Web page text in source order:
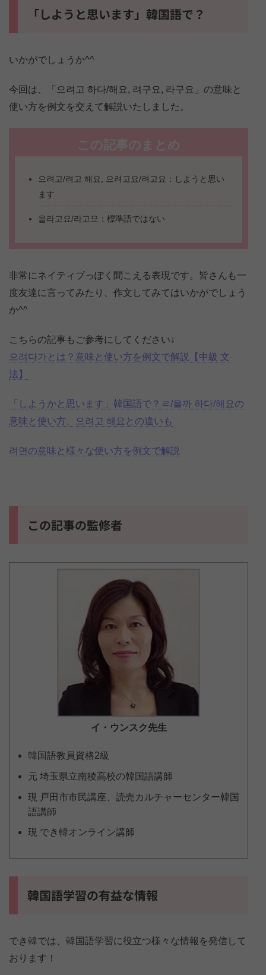
「しようと思います」韓国語で？
いかがでしょうか^^
今回は、「으려고 하다/해요, 려구요, 라구요」の意味と
使い方を例文を交えて解説いたしました。
この記事のまとめ
으려고/려고 해요, 으려고요/려고요：しようと思い
ます
을라고요/라고요：標準語ではない
非常にネイティブっぽく聞こえる表現です。皆さんも一
度友達に言ってみたり、作文してみてはいかがでしょう
か^^
こちらの記事もご参考にしてください↓
으려다가とは？意味と使い方を例文で解説【中級 文
法】
「しようかと思います」韓国語で？ㄹ/을까 하다/해요の
意味と使い方、으려고 해요との違いも
려면の意味と様々な使い方を例文で解説
この記事の監修者
イ・ウンスク先生
韓国語教員資格2級
元 埼玉県立南稜高校の韓国語講師
現 戸田市市民講座、読売カルチャーセンター韓国
語講師
現 でき韓オンライン講師
韓国語学習の有益な情報
でき韓では、韓国語学習に役立つ様々な情報を発信して
おります！